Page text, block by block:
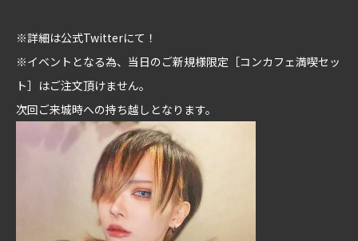
※詳細は公式Twitterにて！
※イベントとなる為、当日のご新規様限定［コンカフェ満喫セッ
ト］はご注文頂けません。
次回ご来城時への持ち越しとなります。